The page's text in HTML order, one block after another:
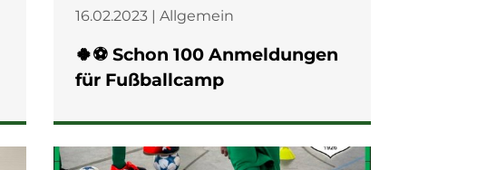
16.02.2023 | Allgemein
🍀⚽️ Schon 100 Anmeldungen
für Fußballcamp